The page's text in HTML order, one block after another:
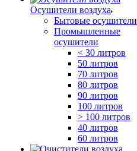
Осушители воздуха
Бытовые осушители
Промышленные
осушители
< 30 литров
50 литров
70 литров
80 литров
90 литров
100 литров
> 100 литров
40 литров
60 литров